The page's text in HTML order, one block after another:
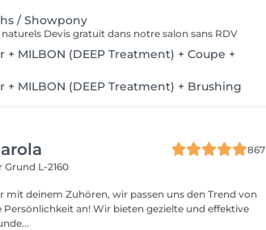
/ Showpony
naturels Devis gratuit dans notre salon sans RDV
+ MILBON (DEEP Treatment) + Coupe +
+ MILBON (DEEP Treatment) + Brushing
867
Grund L-2160
mit deinem Zuhören, wir passen uns den Trend von
Persönlichkeit an! Wir bieten gezielte und effektive